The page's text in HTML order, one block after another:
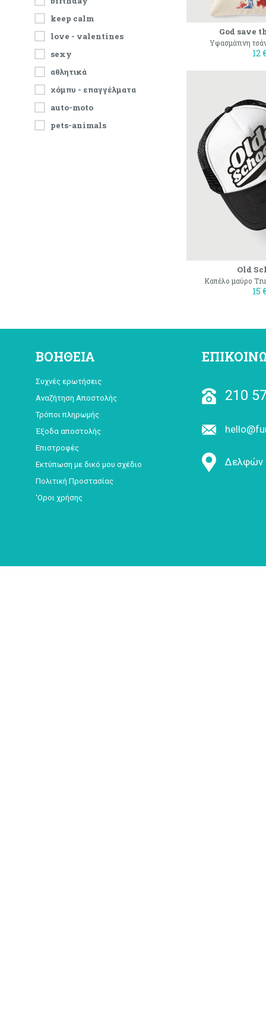
keep calm
love - valentines
sexy
αθλητικά
χόμπυ - επαγγέλματα
auto-moto
pets-animals
God save
Υφασμάτινη
12 €
Old
Καπέλο μαύρο
15 €
ΒΟΗΘΕΙΑ
Συχνές ερωτήσεις
Αναζήτηση Αποστολής
Τρόποι πληρωμής
Έξοδα αποστολής
Επιστροφές
Εκτύπωση με δικό μου σχέδιο
Πολιτική Προστασίας
'Οροι χρήσης
210
Δελφών